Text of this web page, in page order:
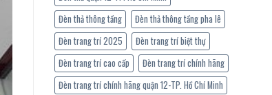
Đèn thả thông tầng
Đèn thả thông tầng pha lê
Đèn trang trí 2025
Đèn trang trí biệt thự
Đèn trang trí cao cấp
Đèn trang trí chính hãng
Đèn trang trí chính hãng quận 12-TP. Hồ Chí Minh